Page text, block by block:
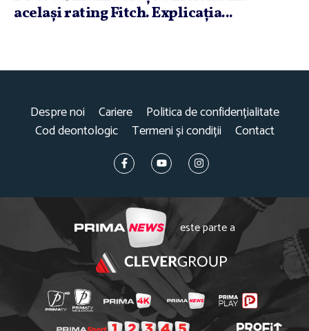
acelaşi rating Fitch. Explicaţia...
Despre noi Cariere
Politica de confidențialitate
Cod deontologic
Termeni și condiții Contact
este parte a